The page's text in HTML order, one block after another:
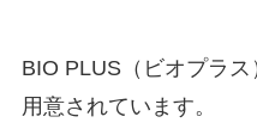
BIO PLUS（ビオプラ
用意されています。